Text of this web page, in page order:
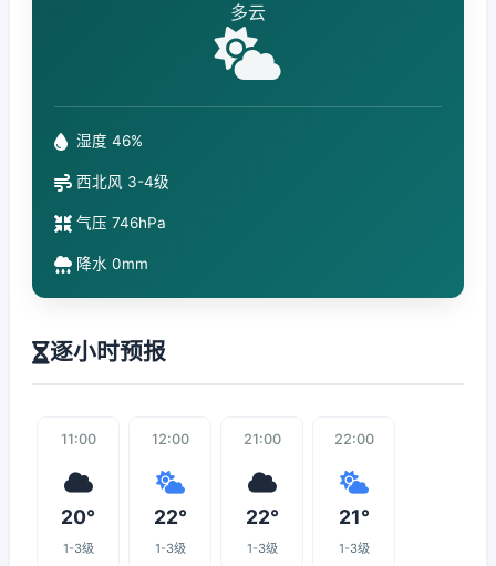
多云
湿度 46%
西北风 3-4级
气压 746hPa
降水 0mm
逐小时预报
11:00
20°
1-3级
12:00
22°
1-3级
21:00
22°
1-3级
22:00
21°
1-3级